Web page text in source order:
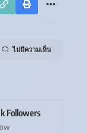
ไม่มีความเห็น
Followers